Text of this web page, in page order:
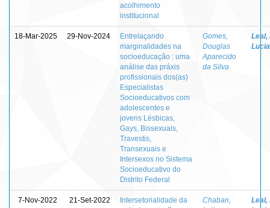
acolhimento
institucional
18-Mar-2025 29-Nov-2024
Entrelaçando
marginalidades na
socioeducação : uma
análise das práxis
profissionais dos(as)
Especialistas
Socioeducativos com
adolescentes e
jovens Lésbicas,
Gays, Bissexuais,
Travestis,
Transexuais e
Intersexos no Sistema
Socioeducativo do
Distrito Federal
Gomes,
Douglas
Aparecido
da Silva
Leal,
7-Nov-2022 21-Set-2022
Intersetorialidade da
Chaban,
Leal,